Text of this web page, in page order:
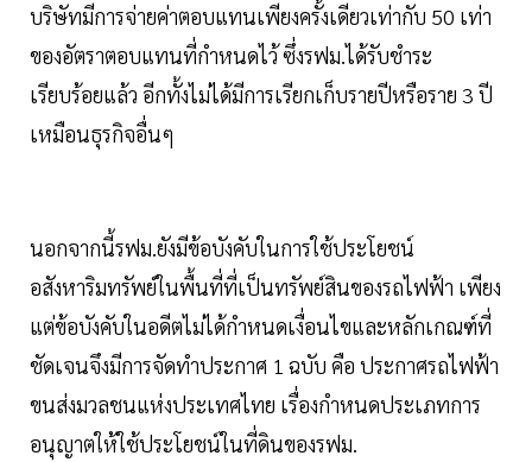
บริษัทมีการจ่ายค่าตอบแทนเพียงครั้งเดียวเท่ากับ 50 เท่า
ของอัตราตอบแทนที่กำหนดไว้ ซึ่งรฟม.ได้รับชำระ
เรียบร้อยแล้ว อีกทั้งไม่ได้มีการเรียกเก็บรายปีหรือราย 3 ปี
เหมือนธุรกิจอื่นๆ
นอกจากนี้รฟม.ยังมีข้อบังคับในการใช้ประโยชน์
อสังหาริมทรัพย์ในพื้นที่ที่เป็นทรัพย์สินของรถไฟฟ้า เพียง
แต่ข้อบังคับในอดีตไม่ได้กำหนดเงื่อนไขและหลักเกณฑ์ที่
ชัดเจนจึงมีการจัดทำประกาศ 1 ฉบับ คือ ประกาศรถไฟฟ้า
ขนส่งมวลชนแห่งประเทศไทย เรื่องกำหนดประเภทการ
อนุญาตให้ใช้ประโยชน์ในที่ดินของรฟม.